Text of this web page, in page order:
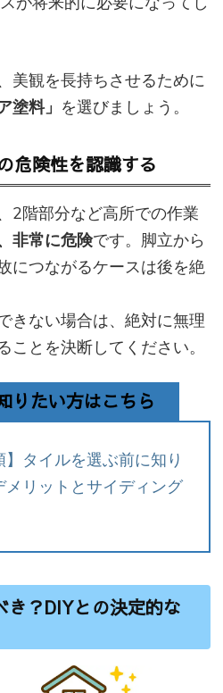
美観を長持ちさせるために
塗料」 を選びましょう。
危険性を認識する
2階部分など高所での作業
非常に危険です。脚立から
につながるケースは後を絶
きない場合は、絶対に無理
ことを決断してください。
りたい方はこちら
】タイルを選ぶ前に知り
リットとサイディング
き？DIYとの決定的な